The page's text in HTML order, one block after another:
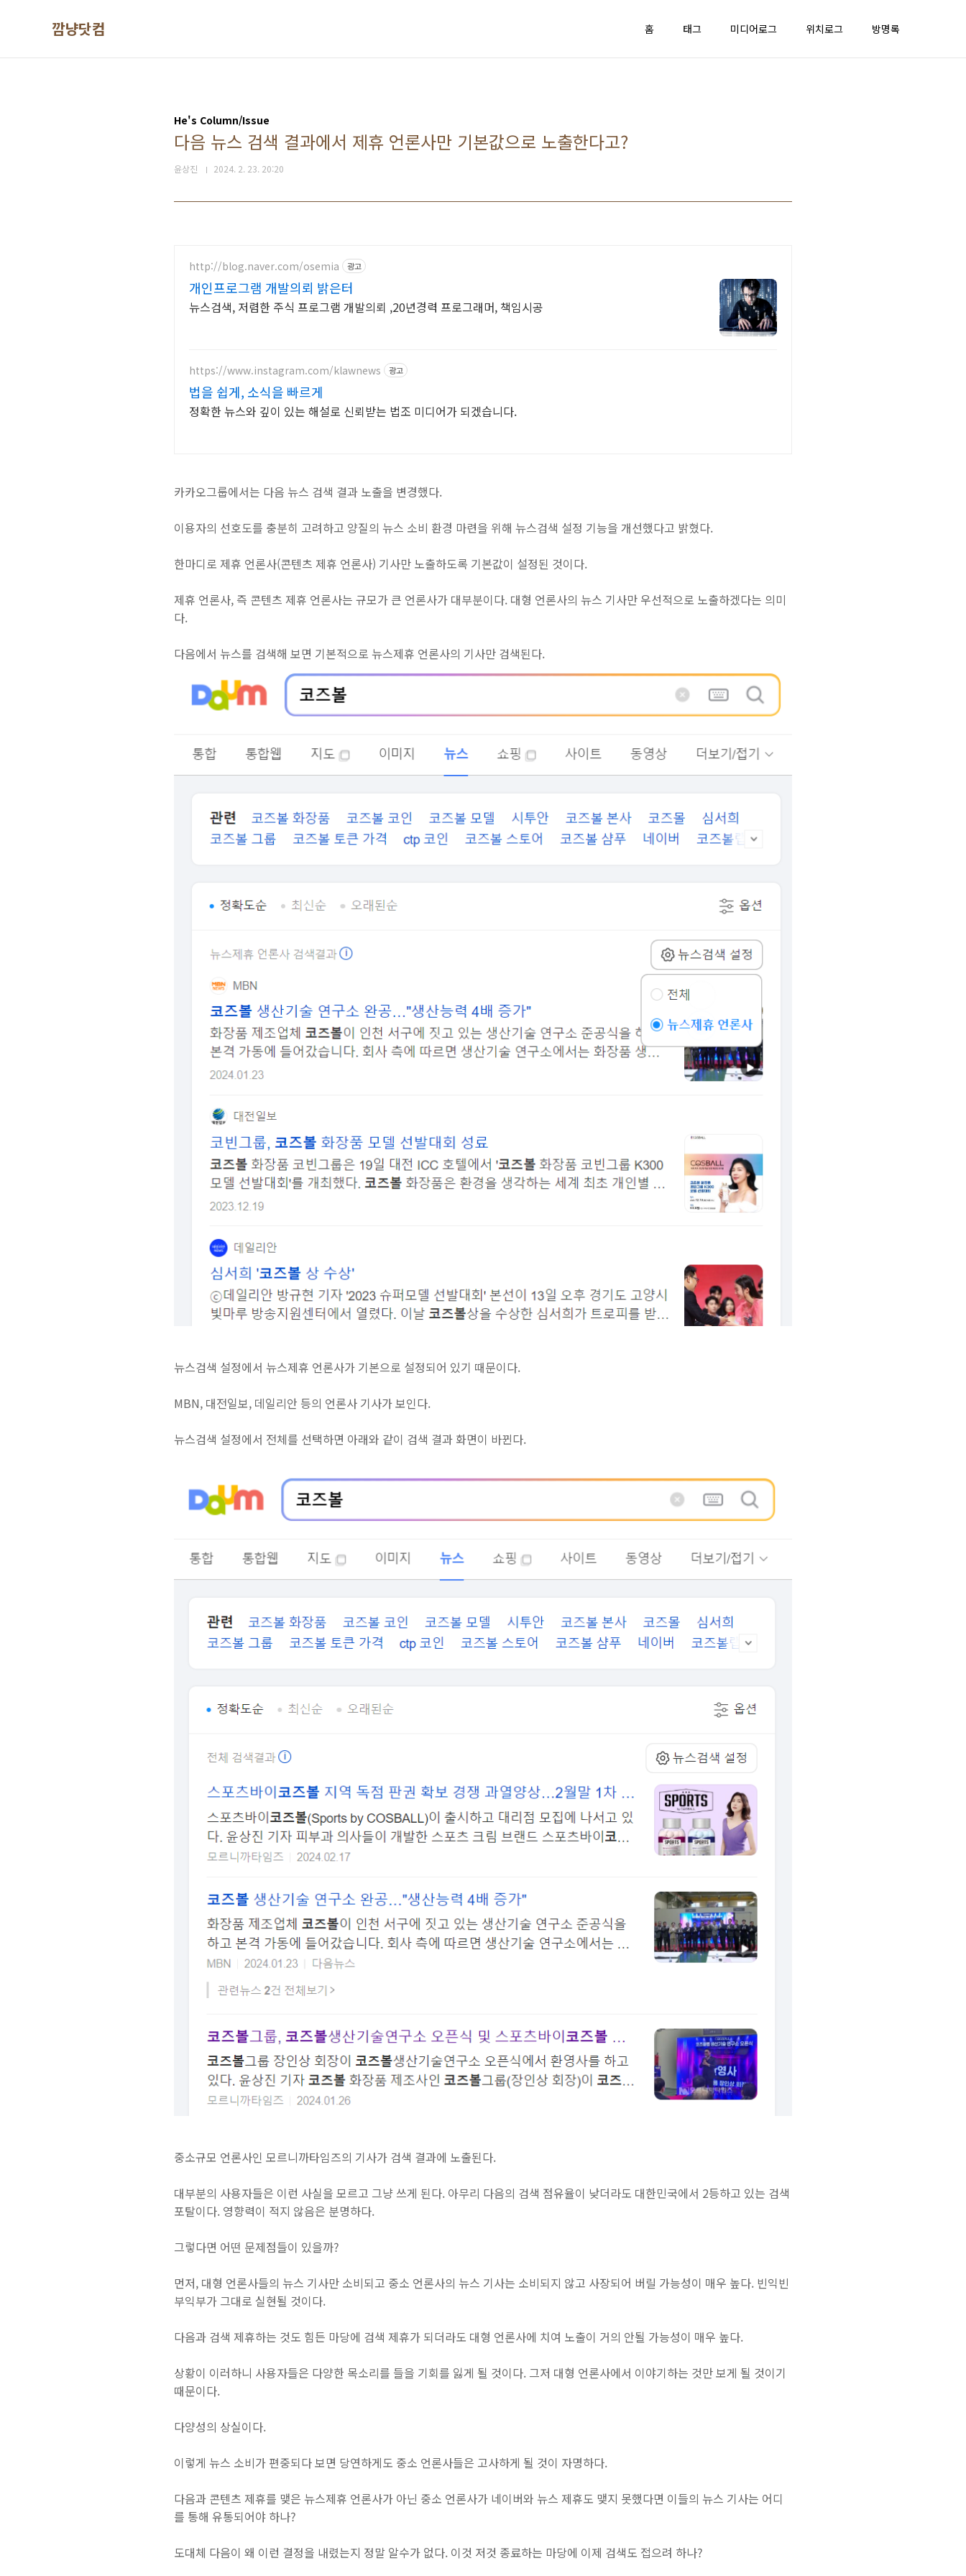
깜냥닷컴 홈 태그 미디어로그 위치로그 방명록
He's Column/Issue
다음 뉴스 검색 결과에서 제휴 언론사만 기본값으로 노출한다고?
윤상진 2024. 2. 23. 20:20
http://blog.naver.com/osemia 광고
개인프로그램 개발의뢰 밝은터
뉴스검색, 저렴한 주식 프로그램 개발의뢰 ,20년경력 프로그래머, 책임시공
https://www.instagram.com/klawnews 광고
법을 쉽게, 소식을 빠르게
정확한 뉴스와 깊이 있는 해설로 신뢰받는 법조 미디어가 되겠습니다.
카카오그룹에서는 다음 뉴스 검색 결과 노출을 변경했다.
이용자의 선호도를 충분히 고려하고 양질의 뉴스 소비 환경 마련을 위해 뉴스검색 설정 기능을 개선했다고 밝혔다.
한마디로 제휴 언론사(콘텐츠 제휴 언론사) 기사만 노출하도록 기본값이 설정된 것이다.
제휴 언론사, 즉 콘텐츠 제휴 언론사는 규모가 큰 언론사가 대부분이다. 대형 언론사의 뉴스 기사만 우선적으로 노출하겠다는 의미
다.
다음에서 뉴스를 검색해 보면 기본적으로 뉴스제휴 언론사의 기사만 검색된다.
뉴스검색 설정에서 뉴스제휴 언론사가 기본으로 설정되어 있기 때문이다.
MBN, 대전일보, 데일리안 등의 언론사 기사가 보인다.
뉴스검색 설정에서 전체를 선택하면 아래와 같이 검색 결과 화면이 바뀐다.
중소규모 언론사인 모르니까타임즈의 기사가 검색 결과에 노출된다.
대부분의 사용자들은 이런 사실을 모르고 그냥 쓰게 된다. 아무리 다음의 검색 점유율이 낮더라도 대한민국에서 2등하고 있는 검색
포탈이다. 영향력이 적지 않음은 분명하다.
그렇다면 어떤 문제점들이 있을까?
먼저, 대형 언론사들의 뉴스 기사만 소비되고 중소 언론사의 뉴스 기사는 소비되지 않고 사장되어 버릴 가능성이 매우 높다. 빈익빈
부익부가 그대로 실현될 것이다.
다음과 검색 제휴하는 것도 힘든 마당에 검색 제휴가 되더라도 대형 언론사에 치여 노출이 거의 안될 가능성이 매우 높다.
상황이 이러하니 사용자들은 다양한 목소리를 들을 기회를 잃게 될 것이다. 그저 대형 언론사에서 이야기하는 것만 보게 될 것이기
때문이다.
다양성의 상실이다.
이렇게 뉴스 소비가 편중되다 보면 당연하게도 중소 언론사들은 고사하게 될 것이 자명하다.
다음과 콘텐츠 제휴를 맺은 뉴스제휴 언론사가 아닌 중소 언론사가 네이버와 뉴스 제휴도 맺지 못했다면 이들의 뉴스 기사는 어디
를 통해 유통되어야 하나?
도대체 다음이 왜 이런 결정을 내렸는지 정말 알수가 없다. 이것 저것 종료하는 마당에 이제 검색도 접으려 하나?